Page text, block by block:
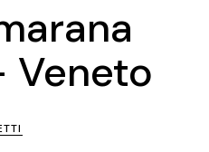
Veneto